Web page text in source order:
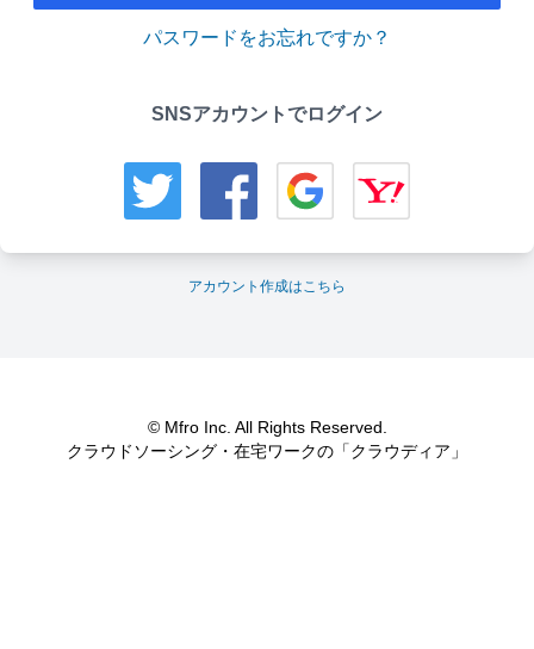
パスワードをお忘れですか？
SNSアカウントでログイン
アカウント作成はこちら
© Mfro Inc. All Rights Reserved.
クラウドソーシング・在宅ワークの「クラウディア」